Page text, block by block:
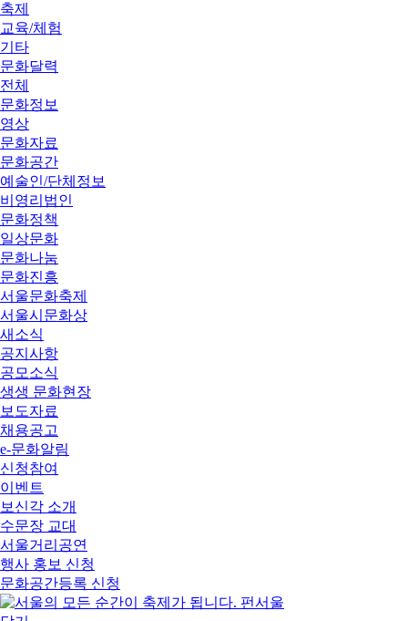
축제
교육/체험
기타
문화달력
전체
문화정보
영상
문화자료
문화공간
예술인/단체정보
비영리법인
문화정책
일상문화
문화나눔
문화진흥
서울문화축제
서울시문화상
새소식
공지사항
공모소식
생생 문화현장
보도자료
채용공고
e-문화알림
신청참여
이벤트
보신각 소개
수문장 교대
서울거리공연
행사 홍보 신청
문화공간등록 신청